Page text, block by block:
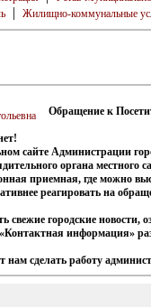
| Жилищно-коммунальные
Обращение к
сайте Администрации
органа местного
приемная, где можно
реагировать на
свежие городские
информация»
нам сделать работу